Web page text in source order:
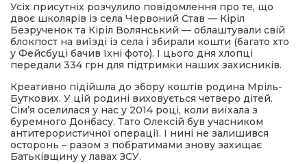
Усіх присутніх розчулило повідомлення про те, що
двоє школярів із села Червоний Став — Кіріл
Безрученок та Кіріл Волянський — облаштували свій
блокпост на виїзді із села і збирали кошти (багато хто
у Фейсбуці бачив їхні фото). І цього дня хлопці
передали 334 грн для підтримки наших захисників.
Креативно підійшла до збору коштів родина Мріль-
Буткових. У цій родині виховується четверо дітей.
Сім’я оселилася у нас у 2014 році, коли виїхала з
буремного Донбасу. Тато Олексій був учасником
антитерористичної операції. І нині не залишився
осторонь – разом з побратимами знову захищає
Батьківщину у лавах ЗСУ.